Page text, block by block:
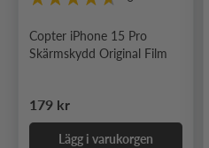
Copter iPhone 15 Pro
Skärmskydd Original Film
Ordinarie pris
179 kr
Lägg i varukorgen